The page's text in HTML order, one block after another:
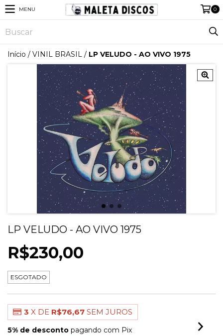
MENU 0
Início / VINIL BRASIL / LP VELUDO - AO VIVO 1975
LP VELUDO - AO VIVO 1975
R$230,00
ESGOTADO
3 X DE R$76,67 SEM JUROS
5% de desconto pagando com Pix